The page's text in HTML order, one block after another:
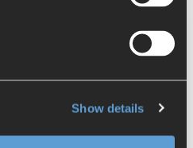
Show details
der Interviews
korrespondierenden